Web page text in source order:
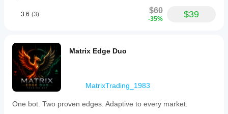
- 최대 부동 손실 73% 감소
장 조건
중점적으
로 관찰
하세요.
cTrader
Windows
와 Mac에
시장 데
하나
인
및
시장
조건
에
맞춰
cBot
을
cBot
을
실행
하기
전에
매개
변수
3.6 (3) $60
-35% $39
Matrix Edge Duo
MatrixTrading_1983
One bot. Two proven edges. Adaptive to every market.